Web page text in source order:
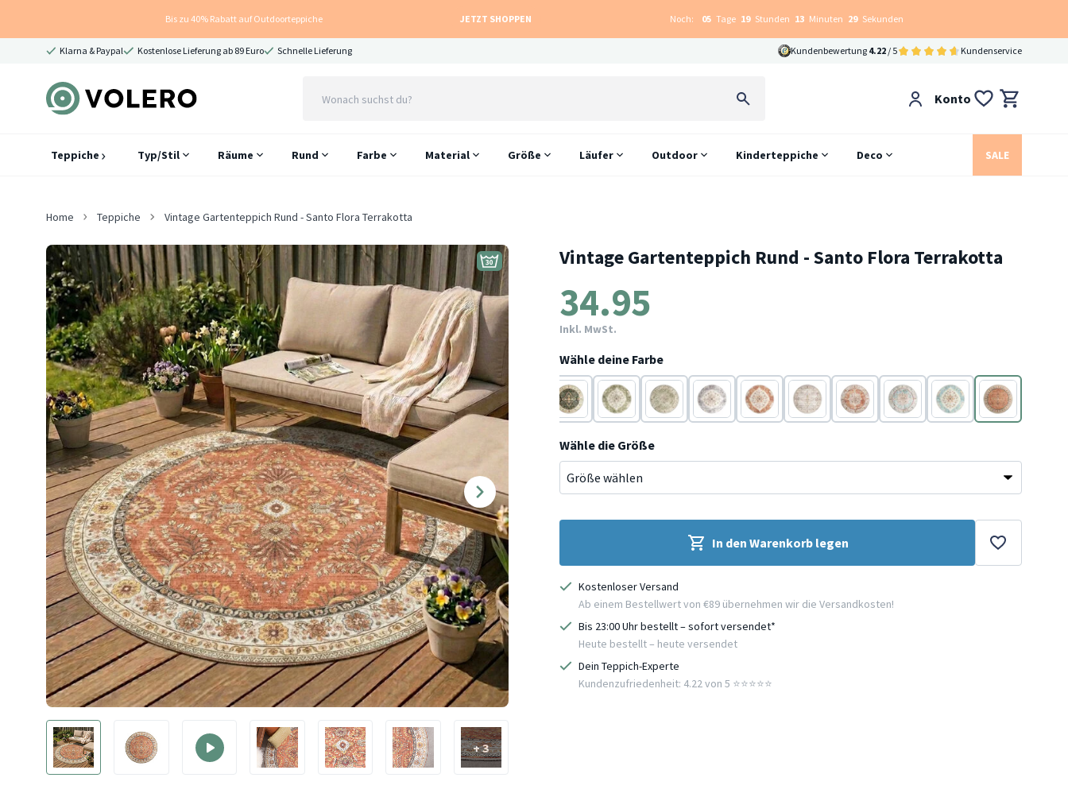
Bis zu 40% Rabatt auf Outdoorteppiche JETZT SHOPPEN Noch: 05 Tage 19 Stunden 13 Minuten 28 Sekunden
Klarna & Paypal Kostenlose Lieferung ab 89 Euro Schnelle Lieferung Kundenbewertung 4.22 / 5 Kundenservice
Konto
Teppiche Typ/Stil Räume Rund Farbe Material Größe Läufer Outdoor Kinderteppiche Deco SALE
Home Teppiche Vintage Gartenteppich Rund - Santo Flora Terrakotta
+ 3
Vintage Gartenteppich Rund - Santo Flora Terrakotta
34.95
Inkl. MwSt.
Wähle deine Farbe
TerracottaTerracottaTerracottaTerracottaTerracottaTerracottaTerracottaTerracottaTerracottaTerracotta
Wähle die Größe
In den Warenkorb legen
Kostenloser Versand
Ab einem Bestellwert von €89 übernehmen wir die Versandkosten!
Bis 23:00 Uhr bestellt – sofort versendet*
Heute bestellt – heute versendet
Dein Teppich-Experte
Kundenzufriedenheit: 4.22 von 5 ⭐️⭐️⭐️⭐️⭐️